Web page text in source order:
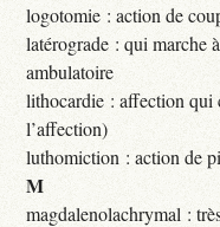
logotomie : action de
latérograde : qui marche
ambulatoire
lithocardie : affection qui
l’affection)
luthomiction : action de
M
magdalenolachrymal :